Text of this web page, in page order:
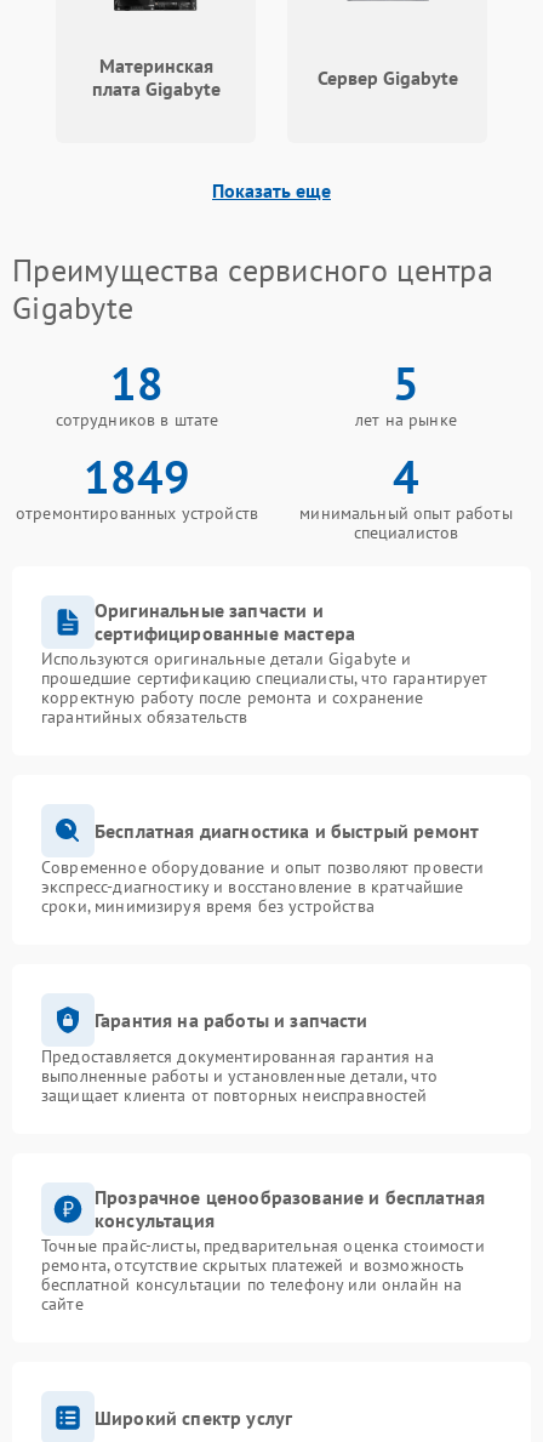
перенапряжения
Неисправность системы
защиты от перегрева
Поломка системы защиты
от перенапряжения
Подробнее →
от замыкания
Подробнее →
Материнская
плата Gigabyte
Сервер Gigabyte
Показать еще
Преимущества сервисного центра
Gigabyte
18
сотрудников в штате
5
лет на рынке
1849
отремонтированных устройств
4
минимальный опыт работы
специалистов
Оригинальные запчасти и
сертифицированные мастера
Используются оригинальные детали Gigabyte и
прошедшие сертификацию специалисты, что гарантирует
корректную работу после ремонта и сохранение
гарантийных обязательств
Бесплатная диагностика и быстрый ремонт
Современное оборудование и опыт позволяют провести
экспресс-диагностику и восстановление в кратчайшие
сроки, минимизируя время без устройства
Гарантия на работы и запчасти
Предоставляется документированная гарантия на
выполненные работы и установленные детали, что
защищает клиента от повторных неисправностей
Прозрачное ценообразование и бесплатная
консультация
Точные прайс-листы, предварительная оценка стоимости
ремонта, отсутствие скрытых платежей и возможность
бесплатной консультации по телефону или онлайн на
сайте
Широкий спектр услуг